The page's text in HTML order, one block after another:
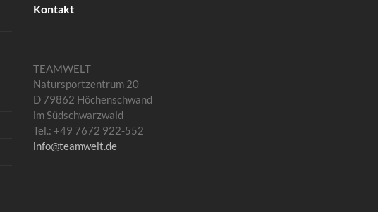
Kontakt
TEAMWELT
Natursportzentrum 20
D 79862 Höchenschwand
im Südschwarzwald
Tel.: +49 7672 922-552
info@teamwelt.de